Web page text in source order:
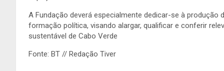
A Fundação deverá especialmente dedicar-se à
formação política, visando alargar, qualificar e conferir
sustentável de Cabo Verde
Fonte: BT // Redação Tiver